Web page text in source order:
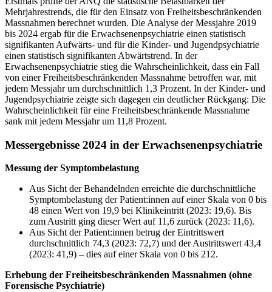
Mehrjahrestrends, die für den Einsatz von Freiheitsbeschränkenden
Massnahmen berechnet wurden. Die Analyse der Messjahre 2019
bis 2024 ergab für die Erwachsenenpsychiatrie einen statistisch
signifikanten Aufwärts- und für die Kinder- und Jugendpsychiatrie
einen statistisch signifikanten Abwärtstrend. In der
Erwachsenenpsychiatrie stieg die Wahrscheinlichkeit, dass ein Fall
von einer Freiheitsbeschränkenden Massnahme betroffen war, mit
jedem Messjahr um durchschnittlich 1,3 Prozent. In der Kinder- und
Jugendpsychiatrie zeigte sich dagegen ein deutlicher Rückgang: Die
Wahrscheinlichkeit für eine Freiheitsbeschränkende Massnahme
sank mit jedem Messjahr um 11,8 Prozent.
Messergebnisse 2024 in der Erwachsenenpsychiatrie
Messung der Symptombelastung
Aus Sicht der Behandelnden erreichte die durchschnittliche
Symptombelastung der Patient:innen auf einer Skala von 0 bis
48 einen Wert von 19,9 bei Klinikeintritt (2023: 19,6). Bis
zum Austritt ging dieser Wert auf 11,6 zurück (2023: 11,6).
Aus Sicht der Patient:innen betrug der Eintrittswert
durchschnittlich 74,3 (2023: 72,7) und der Austrittswert 43,4
(2023: 41,9) – dies auf einer Skala von 0 bis 212.
Erhebung der Freiheitsbeschränkenden Massnahmen (ohne
Forensische Psychiatrie)